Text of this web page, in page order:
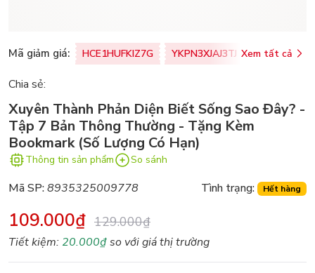
Mã giảm giá: HCE1HUFKIZ7G YKPN3XJAJ3TJ Xem tất cả
Chia sẻ:
Xuyên Thành Phản Diện Biết Sống Sao Đây? -
Tập 7 Bản Thông Thường - Tặng Kèm
Bookmark (Số Lượng Có Hạn)
Thông tin sản phẩm So sánh
Mã SP:8935325009778 Tình trạng: Hết hàng
109.000₫ 129.000₫
Tiết kiệm: 20.000₫so với giá thị trường